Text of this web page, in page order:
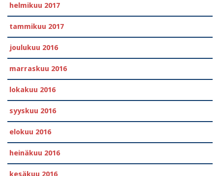
helmikuu 2017
tammikuu 2017
joulukuu 2016
marraskuu 2016
lokakuu 2016
syyskuu 2016
elokuu 2016
heinäkuu 2016
kesäkuu 2016